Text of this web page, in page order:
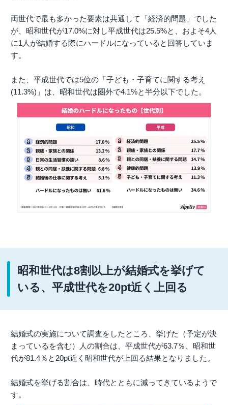
両世代で最も多かった要素は共通して「経済的問題」でした
が、昭和世代が17.0%に対し平成世代は25.5%と、およそ4人
に1人が結婚する際にハードルになっていると回答していま
す。
また、平成世代では5位の「子ども・子育てに関する考え
(11.3%)」は、昭和世代は圏外で4.1%と半分以下でした。
昭和世代は8割以上が結婚式を挙げて
いる、平成世代を20pt近く上回る
結婚式の実施について調査をしたところ、挙げた（予定が決
まっているを含む）人の割合は、平成世代が63.7％、昭和世
代が81.4％と20pt近く昭和世代が上回る結果となりました。
結婚式を挙げる割合は、時代とともに減ってきているようで
す。